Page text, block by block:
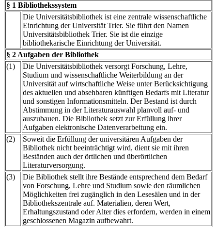
§ 1 Bibliothekssystem
Die Universitätsbibliothek ist eine zentrale wissenschaftliche
Einrichtung der Universität Trier. Sie führt den Namen
Universitätsbibliothek Trier. Sie ist die einzige
bibliothekarische Einrichtung der Universität.
§ 2 Aufgaben der Bibliothek
(1)
Die Universitätsbibliothek versorgt Forschung, Lehre,
Studium und wissenschaftliche Weiterbildung an der
Universität auf wirtschaftliche Weise unter Berücksichtigung
des aktuellen und absehbaren künftigen Bedarfs mit Literatur
und sonstigen Informationsmitteln. Der Bestand ist durch
Abstimmung in der Literaturauswahl planvoll auf- und
auszubauen. Die Bibliothek setzt zur Erfüllung ihrer
Aufgaben elektronische Datenverarbeitung ein.
(2)
Soweit die Erfüllung der universitären Aufgaben der
Bibliothek nicht beeinträchtigt wird, dient sie mit ihren
Beständen auch der örtlichen und überörtlichen
Literaturversorgung.
(3)
Die Bibliothek stellt ihre Bestände entsprechend dem Bedarf
von Forschung, Lehre und Studium sowie den räumlichen
Möglichkeiten frei zugänglich in den Lesesälen und in der
Bibliothekszentrale auf. Materialien, deren Wert,
Erhaltungszustand oder Alter dies erfordern, werden in einem
geschlossenen Magazin aufbewahrt.